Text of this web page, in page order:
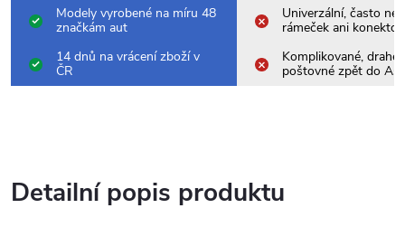
Modely vyrobené na míru 48
značkám aut
Univerzální, často
rámeček ani konektor
14 dnů na vrácení zboží v
ČR
Komplikované, drahé
poštovné zpět do
Detailní popis produktu